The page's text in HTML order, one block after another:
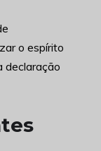
o espírito
declaração